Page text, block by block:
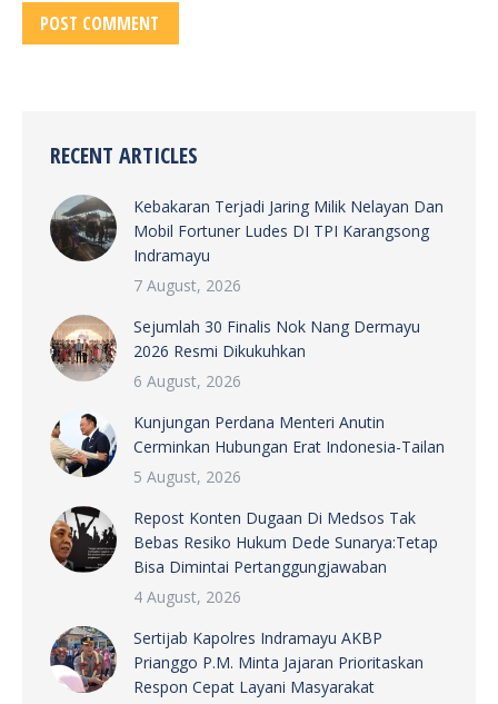
POST COMMENT
RECENT ARTICLES
Kebakaran Terjadi Jaring Milik Nelayan Dan
Mobil Fortuner Ludes DI TPI Karangsong
Indramayu
7 August, 2026
Sejumlah 30 Finalis Nok Nang Dermayu
2026 Resmi Dikukuhkan
6 August, 2026
Kunjungan Perdana Menteri Anutin
Cerminkan Hubungan Erat Indonesia-Tailan
5 August, 2026
Repost Konten Dugaan Di Medsos Tak
Bebas Resiko Hukum Dede Sunarya:Tetap
Bisa Dimintai Pertanggungjawaban
4 August, 2026
Sertijab Kapolres Indramayu AKBP
Prianggo P.M. Minta Jajaran Prioritaskan
Respon Cepat Layani Masyarakat